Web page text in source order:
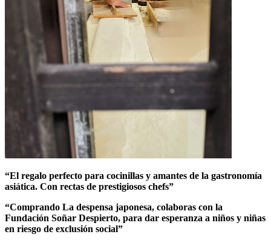
“El regalo perfecto para cocinillas y amantes de la gastronomía
asiática. Con rectas de prestigiosos chefs”
“Comprando La despensa japonesa, colaboras con la
Fundación Soñar Despierto, para dar esperanza a niños y niñas
en riesgo de exclusión social”